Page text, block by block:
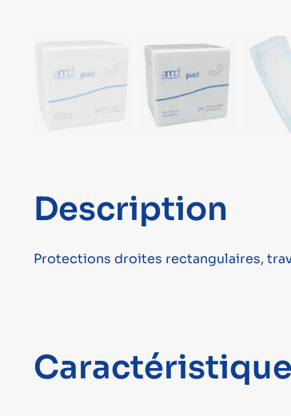
Description
Protections droites rectangulaires,